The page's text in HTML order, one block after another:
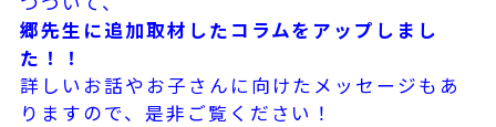
郷先生に追加取材したコラムをアップしまし
た！！
詳しいお話やお子さんに向けたメッセージもあ
りますので、是非ご覧ください！